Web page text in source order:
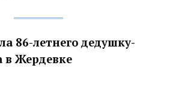
86-летнего дедушку-
в Жердевке